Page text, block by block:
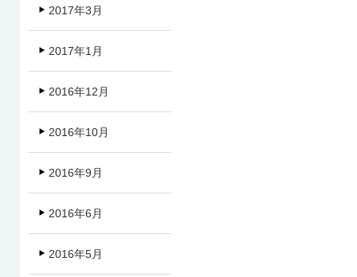
2017年3月
2017年1月
2016年12月
2016年10月
2016年9月
2016年6月
2016年5月